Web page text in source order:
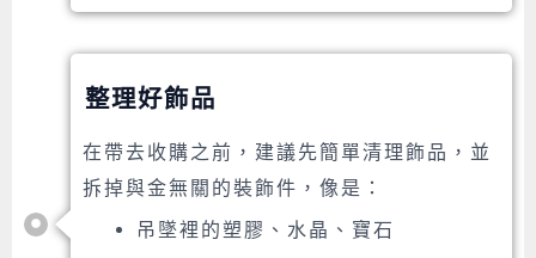
整理好飾品
在帶去收購之前，建議先簡單清理飾品，並
拆掉與金無關的裝飾件，像是：
吊墜裡的塑膠、水晶、寶石